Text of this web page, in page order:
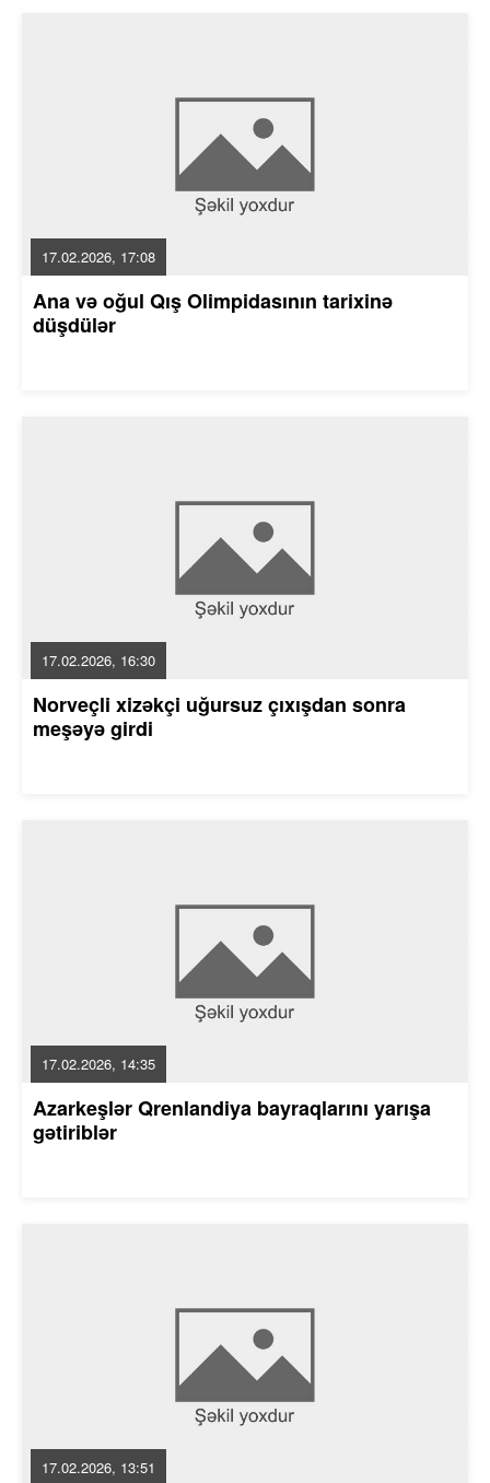
17.02.2026, 17:08
Ana və oğul Qış Olimpidasının tarixinə
düşdülər
17.02.2026, 16:30
Norveçli xizəkçi uğursuz çıxışdan sonra
meşəyə girdi
17.02.2026, 14:35
Azarkeşlər Qrenlandiya bayraqlarını yarışa
gətiriblər
17.02.2026, 13:51